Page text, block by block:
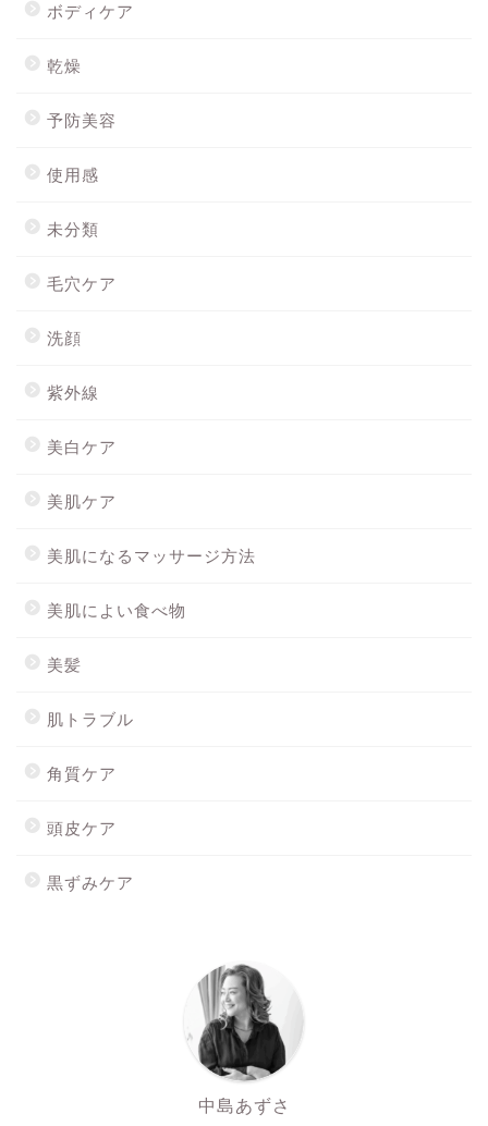
ボディケア
乾燥
予防美容
使用感
未分類
毛穴ケア
洗顔
紫外線
美白ケア
美肌ケア
美肌になるマッサージ方法
美肌によい食べ物
美髪
肌トラブル
角質ケア
頭皮ケア
黒ずみケア
中島あずさ
Mionを購入する
スキンウォーターを購入す